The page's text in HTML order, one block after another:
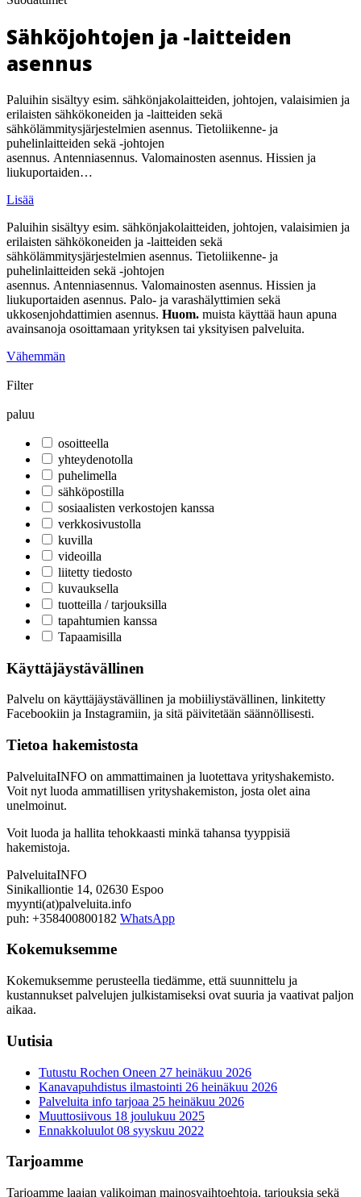
Sähköjohtojen ja -laitteiden
asennus
Paluihin sisältyy esim. sähkönjakolaitteiden, johtojen, valaisimien ja
erilaisten sähkökoneiden ja -laitteiden sekä
sähkölämmitysjärjestelmien asennus. Tietoliikenne- ja
puhelinlaitteiden sekä -johtojen
asennus. Antenniasennus. Valomainosten asennus. Hissien ja
liukuportaiden…
Lisää
Paluihin sisältyy esim. sähkönjakolaitteiden, johtojen, valaisimien ja
erilaisten sähkökoneiden ja -laitteiden sekä
sähkölämmitysjärjestelmien asennus. Tietoliikenne- ja
puhelinlaitteiden sekä -johtojen
asennus. Antenniasennus. Valomainosten asennus. Hissien ja
liukuportaiden asennus. Palo- ja varashälyttimien sekä
ukkosenjohdattimien asennus. Huom. muista käyttää haun apuna
avainsanoja osoittamaan yrityksen tai yksityisen palveluita.
Vähemmän
Filter
paluu
osoitteella
yhteydenotolla
puhelimella
sähköpostilla
sosiaalisten verkostojen kanssa
verkkosivustolla
kuvilla
videoilla
liitetty tiedosto
kuvauksella
tuotteilla / tarjouksilla
tapahtumien kanssa
Tapaamisilla
Käyttäjäystävällinen
Palvelu on käyttäjäystävällinen ja mobiiliystävällinen, linkitetty
Facebookiin ja Instagramiin, ja sitä päivitetään säännöllisesti.
Tietoa hakemistosta
PalveluitaINFO on ammattimainen ja luotettava yrityshakemisto.
Voit nyt luoda ammatillisen yrityshakemiston, josta olet aina
unelmoinut.
Voit luoda ja hallita tehokkaasti minkä tahansa tyyppisiä
hakemistoja.
PalveluitaINFO
Sinikalliontie 14, 02630 Espoo
myynti(at)palveluita.info
puh: +358400800182 WhatsApp
Kokemuksemme
Kokemuksemme perusteella tiedämme, että suunnittelu ja
kustannukset palvelujen julkistamiseksi ovat suuria ja vaativat paljon
aikaa.
Uutisia
Tutustu Rochen Oneen 27 heinäkuu 2026
Kanavapuhdistus ilmastointi 26 heinäkuu 2026
Palveluita info tarjoaa 25 heinäkuu 2026
Muuttosiivous 18 joulukuu 2025
Ennakkoluulot 08 syyskuu 2022
Tarjoamme
Tarjoamme laajan valikoiman mainosvaihtoehtoja, tarjouksia sekä